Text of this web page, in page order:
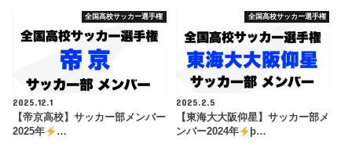
全国高校サッカー選手権
2025.12.1
【帝京高校】サッカー部メンバー
2025年
…
全国高校サッカー選手権
2025.2.5
【東海大大阪仰星】サッカー部メ
ンバー2024年
þ…